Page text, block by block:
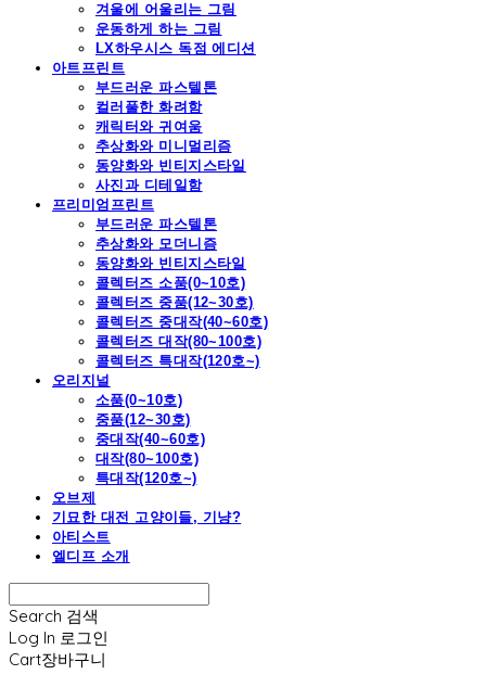
겨울에 어울리는 그림
운동하게 하는 그림
LX하우시스 독점 에디션
아트프린트
부드러운 파스텔톤
컬러풀한 화려함
캐릭터와 귀여움
추상화와 미니멀리즘
동양화와 빈티지스타일
사진과 디테일함
프리미엄프린트
부드러운 파스텔톤
추상화와 모더니즘
동양화와 빈티지스타일
콜렉터즈 소품(0~10호)
콜렉터즈 중품(12~30호)
콜렉터즈 중대작(40~60호)
콜렉터즈 대작(80~100호)
콜렉터즈 특대작(120호~)
오리지널
소품(0~10호)
중품(12~30호)
중대작(40~60호)
대작(80~100호)
특대작(120호~)
오브제
기묘한 대전 고양이들, 기냥?
아티스트
엘디프 소개
Search 검색
Log In 로그인
Cart장바구니